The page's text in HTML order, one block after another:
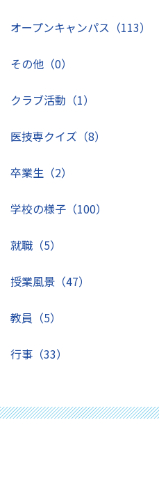
オープンキャンパス（113）
その他（0）
クラブ活動（1）
医技専クイズ（8）
卒業生（2）
学校の様子（100）
就職（5）
授業風景（47）
教員（5）
行事（33）